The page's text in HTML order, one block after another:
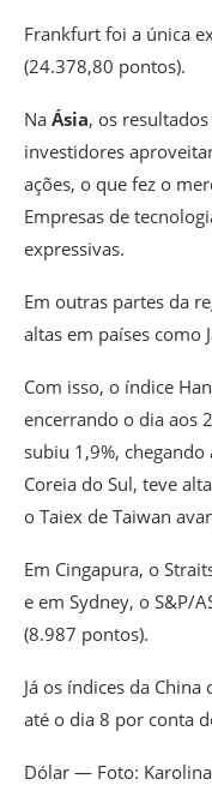
Frankfurt foi a única
(24.378,80 pontos).
Na Ásia, os
investidores
ações, o que fez o
Empresas de
expressivas.
Em outras partes da
altas em países como
Com isso, o índice
encerrando o dia aos
subiu 1,9%,
Coreia do Sul, teve
o Taiex de Taiwan
Em Cingapura, o
e em Sydney, o S&P/
(8.987 pontos).
Já os índices da
até o dia 8 por conta
Dólar — Foto: